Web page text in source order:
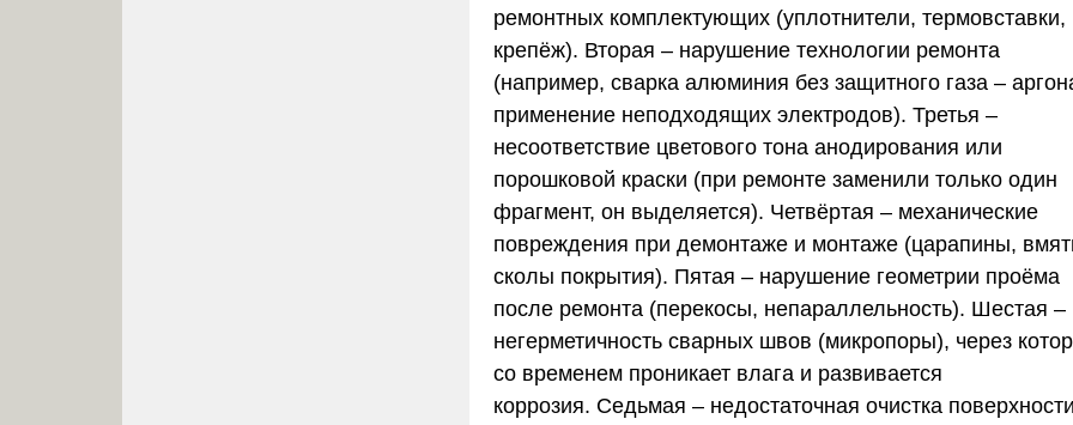
ремонтных комплектующих (уплотнители, термовставки,
крепёж). Вторая – нарушение технологии ремонта
(например, сварка алюминия без защитного газа –
применение неподходящих электродов). Третья –
несоответствие цветового тона анодирования или
порошковой краски (при ремонте заменили только один
фрагмент, он выделяется). Четвёртая – механические
повреждения при демонтаже и монтаже (царапины,
сколы покрытия). Пятая – нарушение геометрии проёма
после ремонта (перекосы, непараллельность). Шестая –
негерметичность сварных швов (микропоры), через
со временем проникает влага и развивается
коррозия. Седьмая – недостаточная очистка поверхности